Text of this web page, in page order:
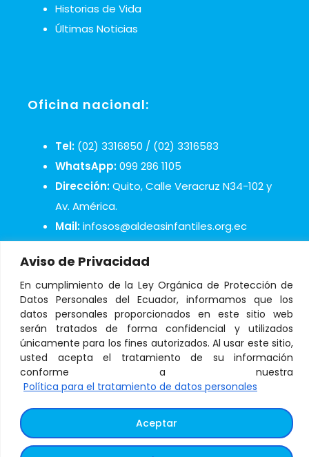
Aviso de Privacidad
En cumplimiento de la Ley Orgánica de Protección de
Datos Personales del Ecuador, informamos que los
datos personales proporcionados en este sitio web
serán tratados de forma confidencial y utilizados
únicamente para los fines autorizados. Al usar este sitio,
usted acepta el tratamiento de su información
conforme a nuestra
Política para el tratamiento de datos personales
Aceptar
Historias de Vida
Últimas Noticias
Oficina nacional:
Tel: (02) 3316850 / (02) 3316583
WhatsApp:099 286 1105
Dirección:Quito, Calle Veracruz N34-102 y
Av. América.
Mail:infosos@aldeasinfantiles.org.ec
© Copyright 2021 Aldeas Infantiles SOS Ecuador
Tratamiento de datos personales
Términos y